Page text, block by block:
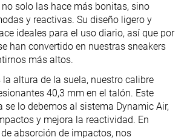
solo las hace más bonitas, sino
y reactivas. Su diseño ligero y
ideales para el uso diario, así que por
han convertido en nuestras sneakers
más altos.
altura de la suela, nuestro calibre
40,3 mm en el talón. Este
se lo debemos al sistema Dynamic Air,
y mejora la reactividad. En
absorción de impactos, nos